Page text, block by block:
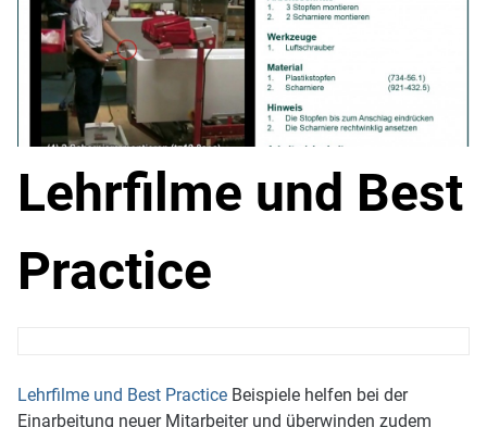
Lehrfilme und Best
Practice
Lehrfilme und Best PracticeBeispiele helfen bei der
Einarbeitung neuer Mitarbeiter und überwinden zudem